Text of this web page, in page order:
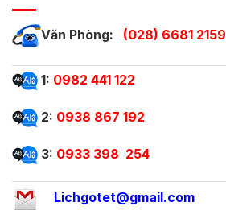
Văn Phòng: (028) 6681 2159
1: 0982 441 122
2: 0938 867 192
3: 0933 398 254
Lichgotet@gmail.com